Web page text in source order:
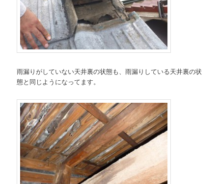
雨漏りがしていない天井裏の状態も、雨漏りしている天井裏の状
態と同じようになってます。